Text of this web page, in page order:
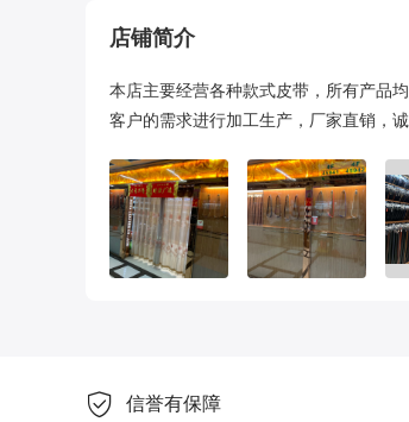
店铺简介
本店主要经营各种款式皮带，所有产品
客户的需求进行加工生产，厂家直销，